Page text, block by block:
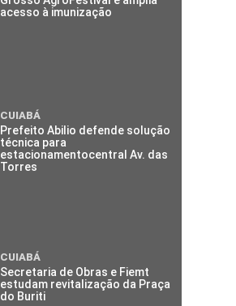
acesso à imunização
CUIABÁ
Prefeito Abilio defende solução
técnica para
estacionamentocentral Av. das
Torres
CUIABÁ
Secretaria de Obras e Fiemt
estudam revitalização da Praça
do Buriti